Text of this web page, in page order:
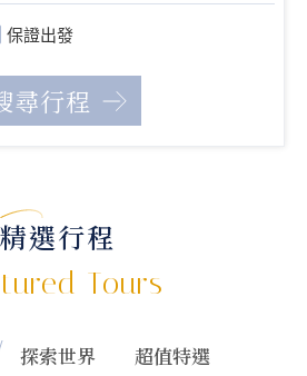
保證出發
精選行程
Tours
探索世界 超值特選